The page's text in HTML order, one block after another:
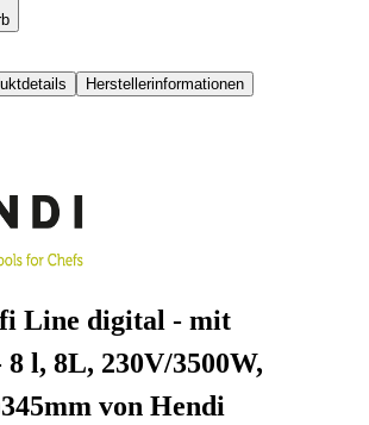
Herstellerinformationen
Line digital - mit
8 l, 8L, 230V/3500W,
von Hendi